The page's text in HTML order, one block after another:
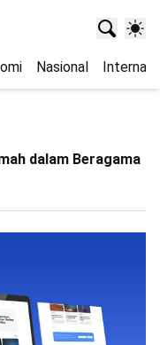
Nasional
dalam Beragama